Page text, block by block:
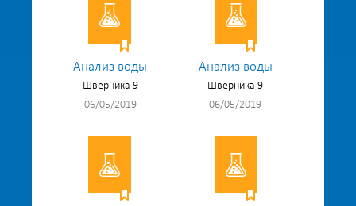
Анализ воды
Шверника 9
06/05/2019
Анализ воды
Шверника 9
06/05/2019